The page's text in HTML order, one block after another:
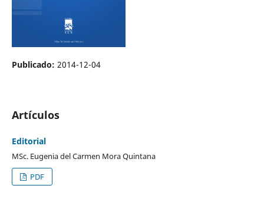
Publicado: 2014-12-04
Artículos
Editorial
MSc. Eugenia del Carmen Mora Quintana
PDF